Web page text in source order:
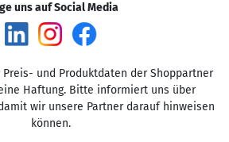
uns auf Social Media
und Produktdaten der Shoppartner
Haftung. Bitte informiert uns über
wir unsere Partner darauf hinweisen
können.